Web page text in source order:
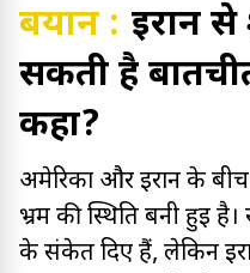
बयान : ईरान से
सकती है
कहा?
अमेरिका और ईरान के बीच
भ्रम की स्थिति बनी हुई है।
के संकेत दिए हैं, लेकिन